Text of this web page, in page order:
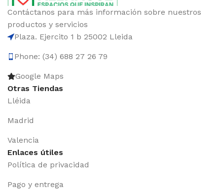
Contáctanos para más información sobre nuestros
productos y servicios
Plaza. Ejercito 1 b 25002 Lleida
Phone: (34) 688 27 26 79
Google Maps
Otras Tiendas
Lléida
Madrid
Valencia
Enlaces útiles
Política de privacidad
Pago y entrega